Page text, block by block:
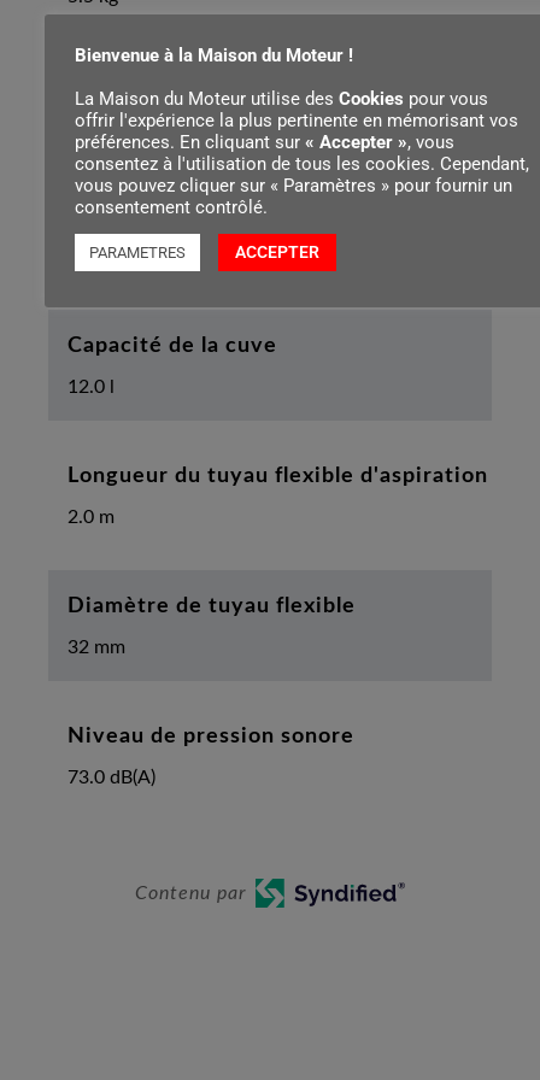
Dépression max.
210 mbar
Débit volumétrique à la turbine
127 cf/min
Capacité de la cuve
12.0 l
Longueur du tuyau flexible d'aspiration
2.0 m
Diamètre de tuyau flexible
32 mm
Niveau de pression sonore
73.0 dB(A)
Contenu par
Bienvenue à la Maison du Moteur !
La Maison du Moteur utilise des Cookies pour vous
offrir l'expérience la plus pertinente en mémorisant vos
préférences. En cliquant sur « Accepter », vous
consentez à l'utilisation de tous les cookies. Cependant,
vous pouvez cliquer sur « Paramètres » pour fournir un
consentement contrôlé.
PARAMETRES ACCEPTER